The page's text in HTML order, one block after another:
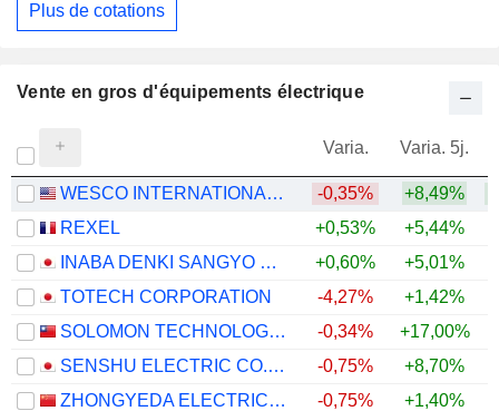
Plus de cotations
Vente en gros d'équipements électrique
Varia. Varia. 5j.
WESCO INTERNATIONAL, INC. -0,35% +8,49%
REXEL
+0,53% +5,44%
INABA DENKI SANGYO CO.,LTD.
+0,60% +5,01%
TOTECH CORPORATION
-4,27% +1,42%
SOLOMON TECHNOLOGY CORPORATION
-0,34% +17,00%
SENSHU ELECTRIC CO.,LTD.
-0,75% +8,70%
ZHONGYEDA ELECTRIC CO., LTD.
-0,75% +1,40%